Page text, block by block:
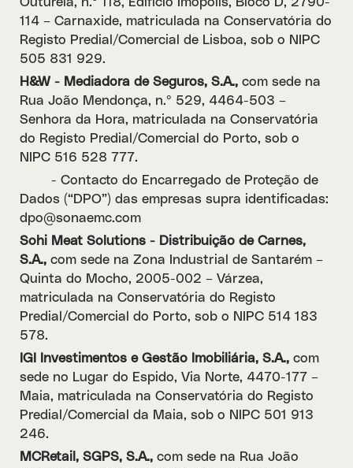
114 – Carnaxide, matriculada na Conservatória do
Registo Predial/Comercial de Lisboa, sob o NIPC
505 831 929.
H&W - Mediadora de Seguros, S.A., com sede na
Rua João Mendonça, n.º 529, 4464-503 –
Senhora da Hora, matriculada na Conservatória
do Registo Predial/Comercial do Porto, sob o
NIPC 516 528 777.
- Contacto do Encarregado de Proteção de
Dados (“DPO”) das empresas supra identificadas:
dpo@sonaemc.com
Sohi Meat Solutions - Distribuição de Carnes,
S.A., com sede na Zona Industrial de Santarém –
Quinta do Mocho, 2005-002 – Várzea,
matriculada na Conservatória do Registo
Predial/Comercial do Porto, sob o NIPC 514 183
578.
IGI Investimentos e Gestão Imobiliária, S.A., com
sede no Lugar do Espido, Via Norte, 4470-177 –
Maia, matriculada na Conservatória do Registo
Predial/Comercial da Maia, sob o NIPC 501 913
246.
MCRetail, SGPS, S.A., com sede na Rua João